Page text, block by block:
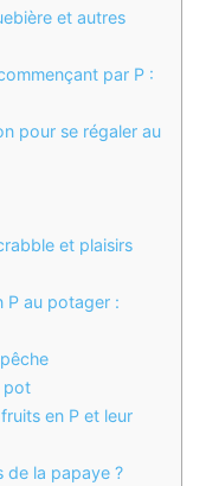
et autres
par P :
pour se régaler au
et plaisirs
P au potager :
pot
en P et leur
de la papaye ?